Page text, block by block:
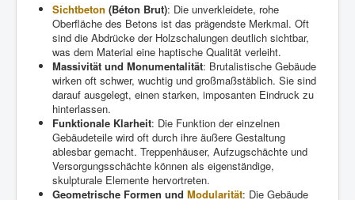
Sichtbeton (Béton Brut): Die unverkleidete, rohe
Oberfläche des Betons ist das prägendste Merkmal. Oft
sind die Abdrücke der Holzschalungen deutlich sichtbar,
was dem Material eine haptische Qualität verleiht.
Massivität und Monumentalität: Brutalistische Gebäude
wirken oft schwer, wuchtig und großmaßstäblich. Sie sind
darauf ausgelegt, einen starken, imposanten Eindruck zu
hinterlassen.
Funktionale Klarheit: Die Funktion der einzelnen
Gebäudeteile wird oft durch ihre äußere Gestaltung
ablesbar gemacht. Treppenhäuser, Aufzugschächte und
Versorgungsschächte können als eigenständige,
skulpturale Elemente hervortreten.
Geometrische Formen und Modularität: Die Gebäude